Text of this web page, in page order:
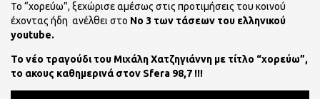
Το “χορεύω”, ξεχώρισε αμέσως στις προτιμήσεις του κοινού
έχοντας ήδη ανέλθει στο Νο 3 των τάσεων του ελληνικού
youtube.
Το νέο τραγούδι του Μιχάλη Χατζηγιάννη με τίτλο “χορεύω”,
το ακους καθημερινά στον Sfera 98,7 !!!